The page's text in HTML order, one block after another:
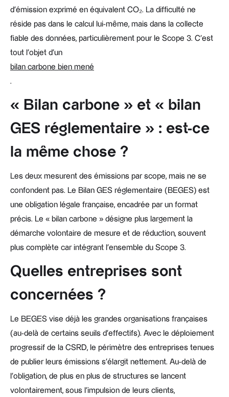
d'émission exprimé en équivalent CO₂. La difficulté ne
réside pas dans le calcul lui-même, mais dans la collecte
fiable des données, particulièrement pour le Scope 3. C'est
tout l'objet d'un
bilan carbone bien mené
.
« Bilan carbone » et « bilan
GES réglementaire » : est-ce
la même chose ?
Les deux mesurent des émissions par scope, mais ne se
confondent pas. Le Bilan GES réglementaire (BEGES) est
une obligation légale française, encadrée par un format
précis. Le « bilan carbone » désigne plus largement la
démarche volontaire de mesure et de réduction, souvent
plus complète car intégrant l'ensemble du Scope 3.
Quelles entreprises sont
concernées ?
Le BEGES vise déjà les grandes organisations françaises
(au-delà de certains seuils d'effectifs). Avec le déploiement
progressif de la CSRD, le périmètre des entreprises tenues
de publier leurs émissions s'élargit nettement. Au-delà de
l'obligation, de plus en plus de structures se lancent
volontairement, sous l'impulsion de leurs clients,